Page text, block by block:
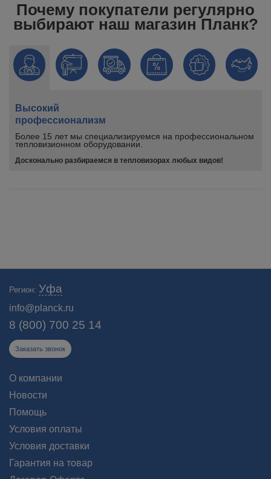
Почему покупатели регулярно
выбирают наш магазин Планк?
Высокий
профессионализм
Более 15 лет мы специализируемся на профессиональном
тепловизионном оборудовании.
Досконально разбираемся в тепловизорах любых видов!
Регион: Уфа
info@planck.ru
8 (800) 700 25 14
Заказать звонок
О компании
Новости
Помощь
Условия оплаты
Условия доставки
Гарантия на товар